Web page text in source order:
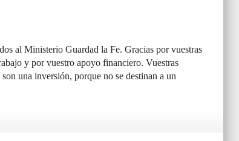
al Ministerio Guardad la Fe. Gracias por vuestras
y por vuestro apoyo financiero. Vuestras
una inversión, porque no se destinan a un